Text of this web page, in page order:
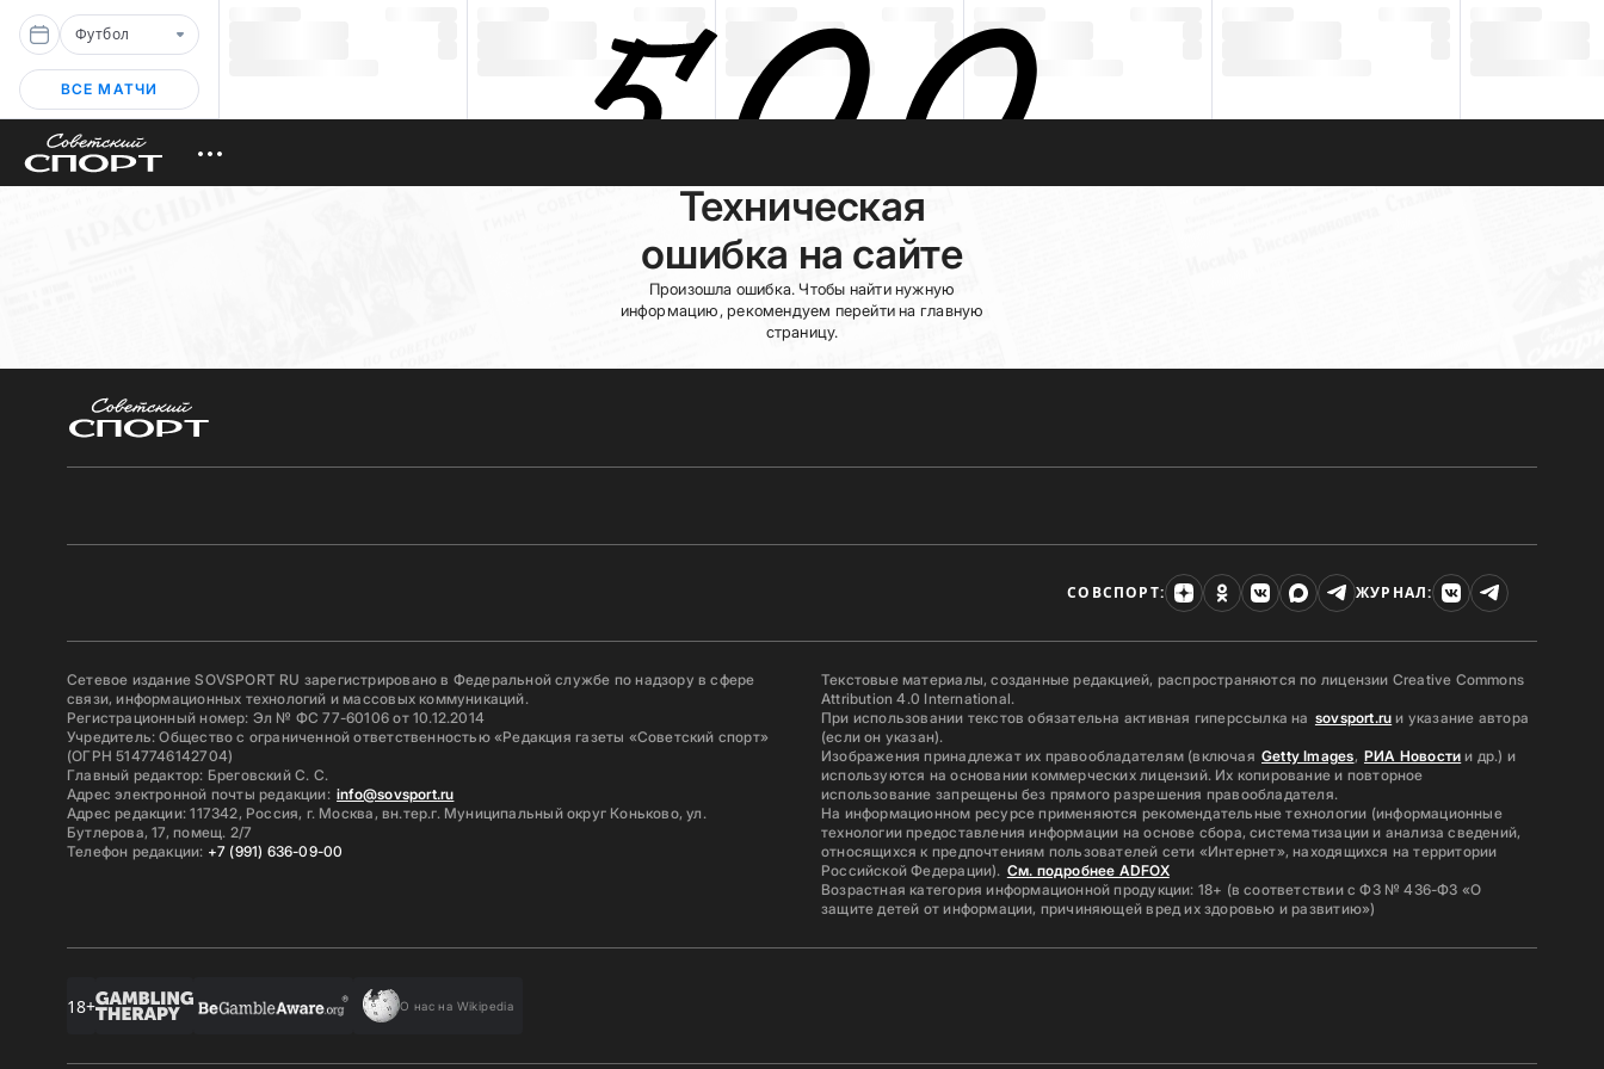
Футбол
ВСЕ МАТЧИ
Техническая
ошибка на сайте
Произошла ошибка. Чтобы найти нужную
информацию, рекомендуем перейти на главную
страницу.
СОВСПОРТ: ЖУРНАЛ:
Сетевое издание SOVSPORT RU зарегистрировано в Федеральной службе по надзору в сфере
связи, информационных технологий и массовых коммуникаций.
Регистрационный номер: Эл № ФС 77-60106 от 10.12.2014
Учредитель: Общество с ограниченной ответственностью «Редакция газеты «Советский спорт»
(ОГРН 5147746142704)
Главный редактор: Бреговский С. С.
Адрес электронной почты редакции: info@sovsport.ru
Адрес редакции: 117342, Россия, г. Москва, вн.тер.г. Муниципальный округ Коньково, ул.
Бутлерова, 17, помещ. 2/7
Телефон редакции: +7 (991) 636-09-00
Текстовые материалы, созданные редакцией, распространяются по лицензии Creative Commons
Attribution 4.0 International.
При использовании текстов обязательна активная гиперссылка на sovsport.ru и указание автора
(если он указан).
Изображения принадлежат их правообладателям (включая Getty Images, РИА Новости и др.) и
используются на основании коммерческих лицензий. Их копирование и повторное
использование запрещены без прямого разрешения правообладателя.
На информационном ресурсе применяются рекомендательные технологии (информационные
технологии предоставления информации на основе сбора, систематизации и анализа сведений,
относящихся к предпочтениям пользователей сети «Интернет», находящихся на территории
Российской Федерации). См. подробнее ADFOX
Возрастная категория информационной продукции: 18+ (в соответствии с ФЗ № 436-ФЗ «О
защите детей от информации, причиняющей вред их здоровью и развитию»)
18+ О нас на Wikipedia